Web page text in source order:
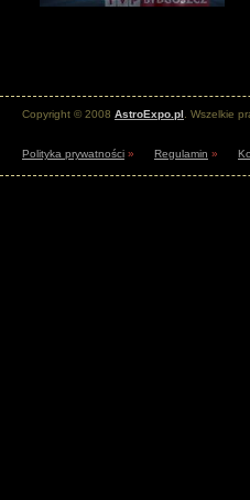
Copyright © 2008 AstroExpo.pl . Wszelkie
Polityka prywatności » Regulamin »